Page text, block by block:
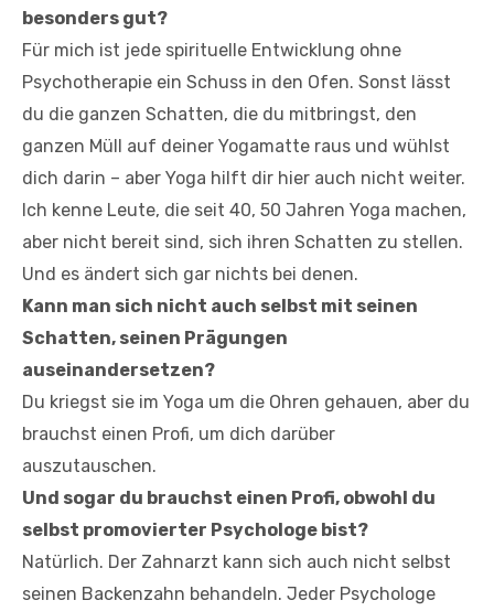
besonders gut?
Für mich ist jede spirituelle Entwicklung ohne
Psychotherapie ein Schuss in den Ofen. Sonst lässt
du die ganzen Schatten, die du mitbringst, den
ganzen Müll auf deiner Yogamatte raus und wühlst
dich darin – aber Yoga hilft dir hier auch nicht weiter.
Ich kenne Leute, die seit 40, 50 Jahren Yoga machen,
aber nicht bereit sind, sich ihren Schatten zu stellen.
Und es ändert sich gar nichts bei denen.
Kann man sich nicht auch selbst mit seinen
Schatten, seinen Prägungen
auseinandersetzen?
Du kriegst sie im Yoga um die Ohren gehauen, aber du
brauchst einen Profi, um dich darüber
auszutauschen.
Und sogar du brauchst einen Profi, obwohl du
selbst promovierter Psychologe bist?
Natürlich. Der Zahnarzt kann sich auch nicht selbst
seinen Backenzahn behandeln. Jeder Psychologe